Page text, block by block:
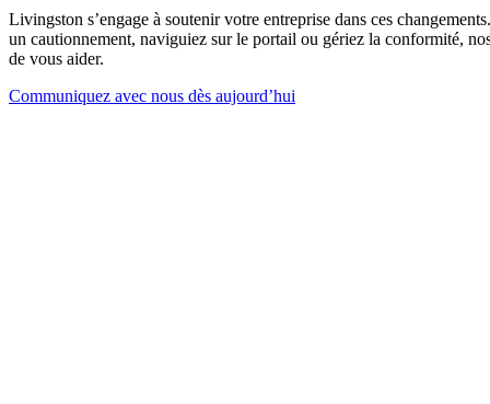
Livingston s’engage à soutenir votre entreprise dans ces
un cautionnement, naviguiez sur le portail ou gériez la conformité,
de vous aider.
Communiquez avec nous dès aujourd’hui